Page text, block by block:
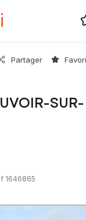
Partager
SUR-
1646865